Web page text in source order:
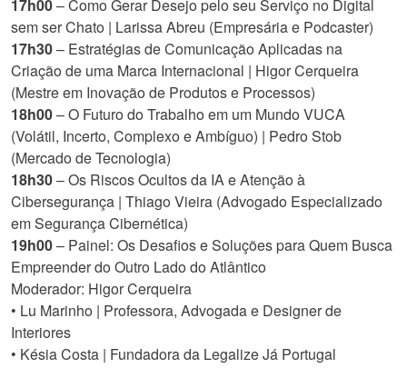
17h00– Como Gerar Desejo pelo seu Serviço no Digital
sem ser Chato | Larissa Abreu (Empresária e Podcaster)
17h30– Estratégias de Comunicação Aplicadas na
Criação de uma Marca Internacional | Higor Cerqueira
(Mestre em Inovação de Produtos e Processos)
18h00– O Futuro do Trabalho em um Mundo VUCA
(Volátil, Incerto, Complexo e Ambíguo) | Pedro Stob
(Mercado de Tecnologia)
18h30– Os Riscos Ocultos da IA e Atenção à
Cibersegurança | Thiago Vieira (Advogado Especializado
em Segurança Cibernética)
19h00– Painel: Os Desafios e Soluções para Quem Busca
Empreender do Outro Lado do Atlântico
Moderador: Higor Cerqueira
• Lu Marinho | Professora, Advogada e Designer de
Interiores
• Késia Costa | Fundadora da Legalize Já Portugal